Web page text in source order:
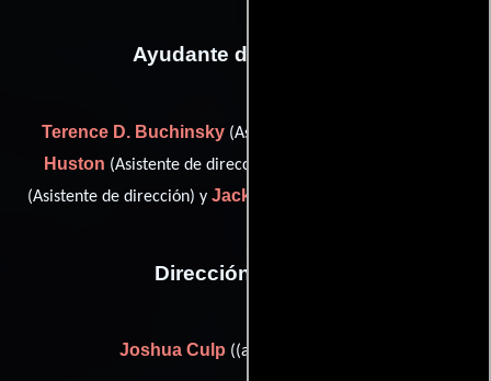
Ayudante de dirección
Terence D. Buchinsky(Asistente de dirección),
Huston (Asistente de dirección),
(Asistente de dirección) y Jack Gill
Dirección artística
Joshua Culp ((as Joshua S. Culp))